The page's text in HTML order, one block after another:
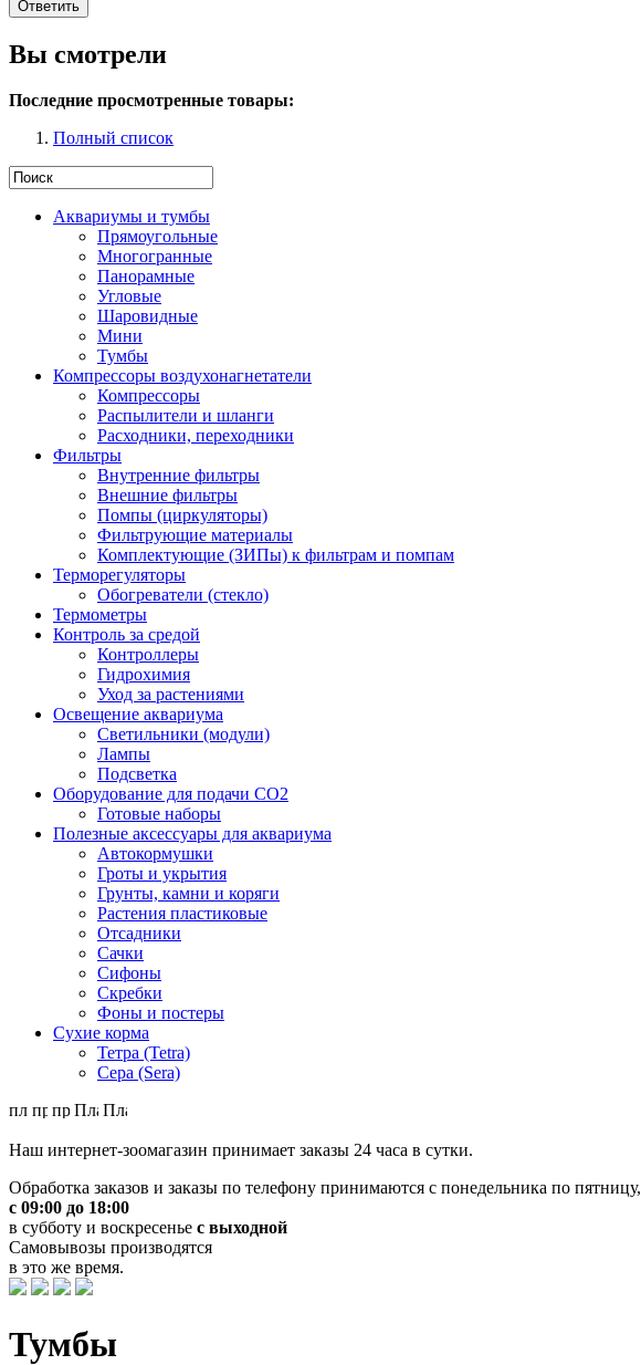
Вы смотрели
Последние просмотренные товары:
Полный список
Аквариумы и тумбы
Прямоугольные
Многогранные
Панорамные
Угловые
Шаровидные
Мини
Тумбы
Компрессоры воздухонагнетатели
Компрессоры
Распылители и шланги
Расходники, переходники
Фильтры
Внутренние фильтры
Внешние фильтры
Помпы (циркуляторы)
Фильтрующие материалы
Комплектующие (ЗИПы) к фильтрам и помпам
Терморегуляторы
Обогреватели (стекло)
Термометры
Контроль за средой
Контроллеры
Гидрохимия
Уход за растениями
Освещение аквариума
Светильники (модули)
Лампы
Подсветка
Оборудование для подачи CO2
Готовые наборы
Полезные аксессуары для аквариума
Автокормушки
Гроты и укрытия
Грунты, камни и коряги
Растения пластиковые
Отсадники
Сачки
Сифоны
Скребки
Фоны и постеры
Сухие корма
Тетра (Tetra)
Сера (Sera)
Наш интернет-зоомагазин принимает заказы 24 часа в сутки.
Обработка заказов и заказы по телефону принимаются с понедельника по пятницу,
с 09:00 до 18:00
в субботу и воскресенье с выходной
Самовывозы производятся
в это же время.
Тумбы